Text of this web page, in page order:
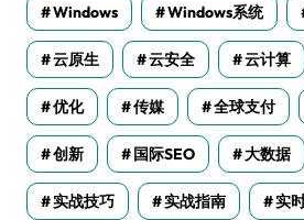
Windows Windows系统
云原生 云安全 云计算
优化 传媒 全球支付
创新 国际SEO 大数据
实战技巧 实战指南 实